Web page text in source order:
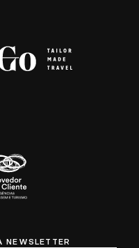
NEWSLETTER